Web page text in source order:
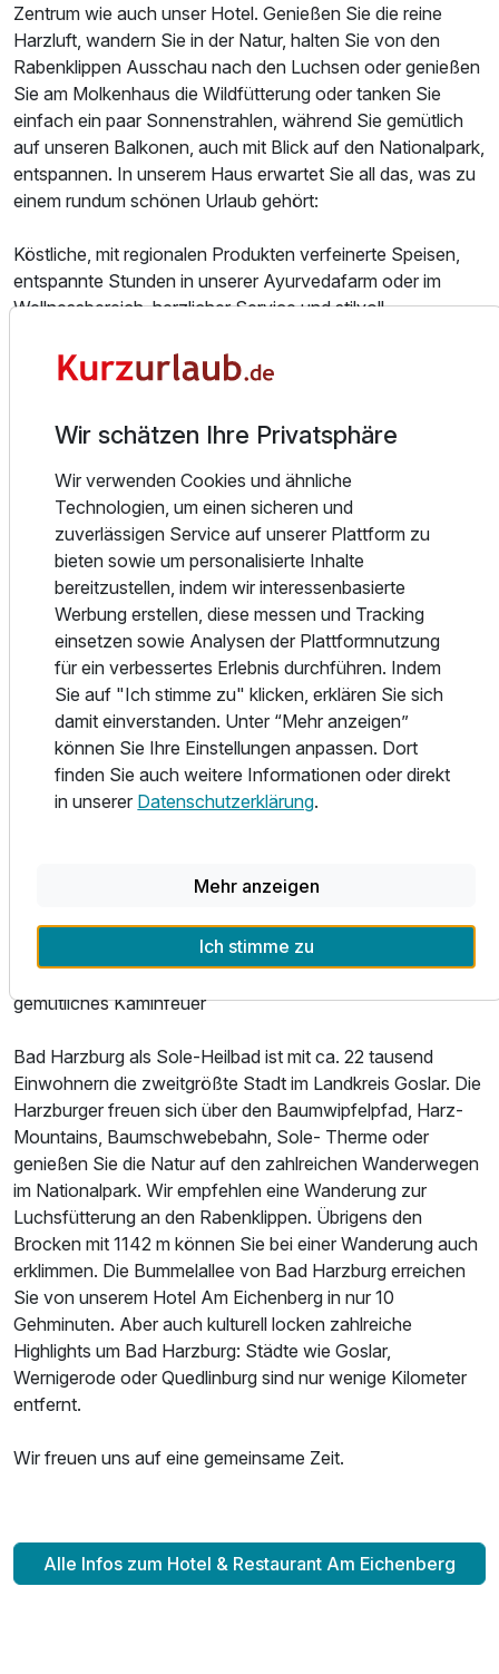
Doppelzimmer Superior
2 Erwachsene
Ausstattung
Für 3 Tage p.P. ab
Einzelzimmer
Ausstattung
Für 3 Tage p.P. ab356,60 €
Juniorsuite/n
2 Erwachsene und 2 Kinder
Zentrum wie auch unser Hotel. Genießen Sie die reine
Harzluft, wandern Sie in der Natur, halten Sie von den
Rabenklippen Ausschau nach den Luchsen oder genießen
Sie am Molkenhaus die Wildfütterung oder tanken Sie
einfach ein paar Sonnenstrahlen, während Sie gemütlich
auf unseren Balkonen, auch mit Blick auf den Nationalpark,
entspannen. In unserem Haus erwartet Sie all das, was zu
einem rundum schönen Urlaub gehört:
Köstliche, mit regionalen Produkten verfeinerte Speisen,
entspannte Stunden in unserer Ayurvedafarm oder im
Wellnessbereich, herzlicher Service und stilvoll
Regionalität wird im "Eichenberg" großgeschrieben. In
zuhause. Frische, regionale Produkte und Leidenschaft für
Kost, bestimmen die Karte. Genießen Sie zum Beispiel
ayurvedisches Fischcurry mit Kurkuma, Boxhornklee und
Ingwer. Der barrierefreie Eingang vom Restaurant, befindet
sich in der Mitte vom Buchenweg.
In unserem 4* Wellnesshotel wird Entspannung groß
geschrieben. Ob nach einer kräftezehrenden Wanderung
oder einem ausgiebigen Stadtbummel in Bad Harzburg:
Unser gemütlicher Wellnessbereich eignet sich
hervorragend, um wieder aufzutanken und zu entspannen.
Für alle Hausgäste ist der Wellnessbereich täglich
kostenfrei. Öffnungszeiten täglich von 15.00 bis 21.00 Uhr.
Colourshower, Infrarotkabine, Ultraschall Solevernebeler,
Ruheräume mit Liegen / Sonneninsel
Außenbereich: Barfußpfad, Sonneninseln zum Verweilen,
gemütliches Kaminfeuer
Bad Harzburg als Sole-Heilbad ist mit ca. 22 tausend
Einwohnern die zweitgrößte Stadt im Landkreis Goslar. Die
Harzburger freuen sich über den Baumwipfelpfad, Harz-
Mountains, Baumschwebebahn, Sole- Therme oder
genießen Sie die Natur auf den zahlreichen Wanderwegen
im Nationalpark. Wir empfehlen eine Wanderung zur
Luchsfütterung an den Rabenklippen. Übrigens den
Brocken mit 1142 m können Sie bei einer Wanderung auch
erklimmen. Die Bummelallee von Bad Harzburg erreichen
Sie von unserem Hotel Am Eichenberg in nur 10
Gehminuten. Aber auch kulturell locken zahlreiche
Highlights um Bad Harzburg: Städte wie Goslar,
Wernigerode oder Quedlinburg sind nur wenige Kilometer
entfernt.
Wir freuen uns auf eine gemeinsame Zeit.
Alle Infos zum Hotel & Restaurant Am Eichenberg
Wir schätzen Ihre Privatsphäre
Wir verwenden Cookies und ähnliche
Technologien, um einen sicheren und
zuverlässigen Service auf unserer Plattform zu
bieten sowie um personalisierte Inhalte
bereitzustellen, indem wir interessenbasierte
Werbung erstellen, diese messen und Tracking
einsetzen sowie Analysen der Plattformnutzung
für ein verbessertes Erlebnis durchführen. Indem
Sie auf "Ich stimme zu" klicken, erklären Sie sich
damit einverstanden. Unter “Mehr anzeigen”
können Sie Ihre Einstellungen anpassen. Dort
finden Sie auch weitere Informationen oder direkt
in unserer Datenschutzerklärung.
Mehr anzeigen
Ich stimme zu